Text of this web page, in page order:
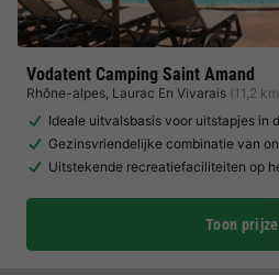
Vodatent Camping Saint Amand
Rhône-alpes, Laurac En Vivarais (11,2
Ideale uitvalsbasis voor uitstapjes in
Gezinsvriendelijke combinatie van
Uitstekende recreatiefaciliteiten op
Toon